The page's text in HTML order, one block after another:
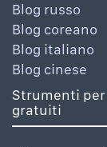
Blog russo
Blog coreano
Blog italiano
Blog cinese
Strumenti
gratuiti